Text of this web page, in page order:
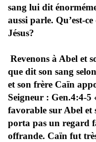
sang lui dit
aussi parle. Qu’est-
Jésus?
Revenons à Abel et
que dit son sang
et son frère Caïn
Seigneur : Gen.4:4-
favorable sur Abel et
porta pas un regard
offrande. Caïn fut